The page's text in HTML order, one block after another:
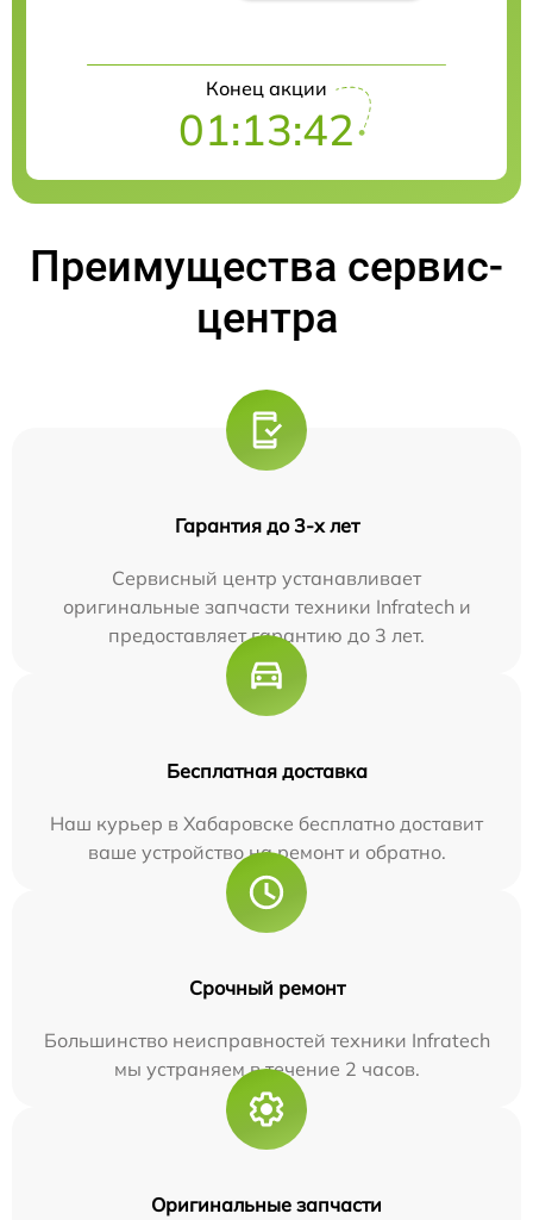
Конец акции
01:13:41
Преимущества сервис-
центра
Гарантия до 3-х лет
Сервисный центр устанавливает
оригинальные запчасти техники Infratech и
предоставляет гарантию до 3 лет.
Бесплатная доставка
Наш курьер в Хабаровске бесплатно доставит
ваше устройство на ремонт и обратно.
Срочный ремонт
Большинство неисправностей техники Infratech
мы устраняем в течение 2 часов.
Оригинальные запчасти